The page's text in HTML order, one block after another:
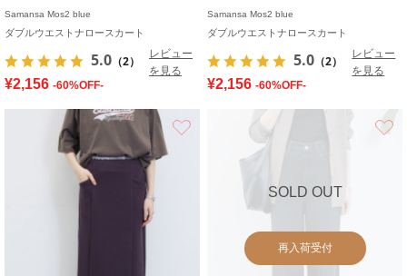
Samansa Mos2 blue
ダブルウエストナロースカート
5.0 （2）
レビュー
を見る
¥2,156 -60%OFF-
Samansa Mos2 blue
ダブルウエストナロースカート
5.0 （2）
レビュー
を見る
¥2,156 -60%OFF-
SOLD OUT
再入荷受付